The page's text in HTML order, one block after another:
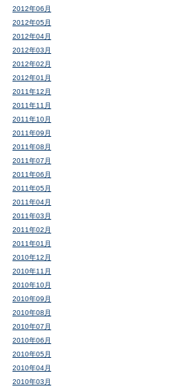
2012年06月
2012年05月
2012年04月
2012年03月
2012年02月
2012年01月
2011年12月
2011年11月
2011年10月
2011年09月
2011年08月
2011年07月
2011年06月
2011年05月
2011年04月
2011年03月
2011年02月
2011年01月
2010年12月
2010年11月
2010年10月
2010年09月
2010年08月
2010年07月
2010年06月
2010年05月
2010年04月
2010年03月